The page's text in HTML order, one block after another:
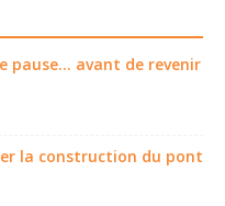
pause... avant de revenir
la construction du pont